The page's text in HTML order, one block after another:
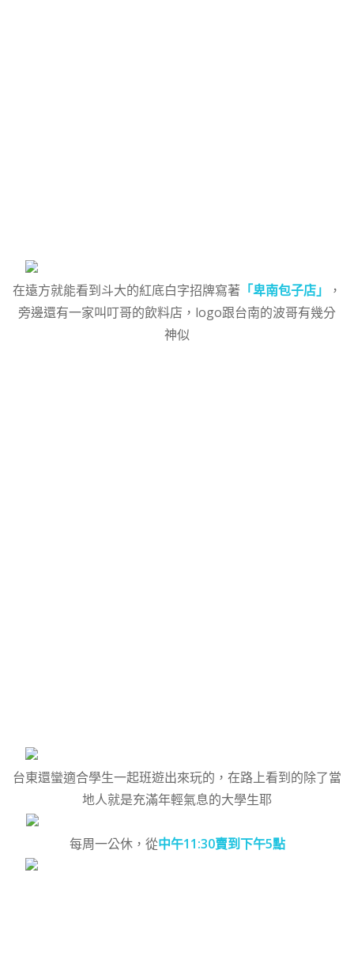
在遠方就能看到斗大的紅底白字招牌寫著 「卑南包子店」
，
旁邊還有一家叫叮哥的飲料店，logo跟台南的波哥有幾分
神似
台東還蠻適合學生一起班遊出來玩的，在路上看到的除了當
地人就是充滿年輕氣息的大學生耶
每周一公休，從中午11:30賣到下午5點